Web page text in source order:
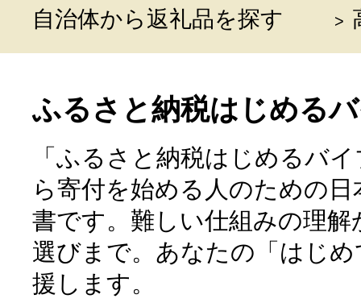
自治体から返礼品を探す
ふるさと納税はじめる
「ふるさと納税はじめるバ
ら寄付を始める人のための
書です。難しい仕組みの理
選びまで。あなたの「はじ
援します。